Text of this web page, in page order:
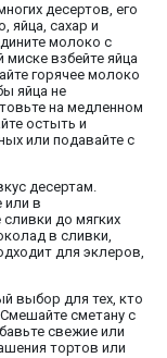
десертов, его
яйца, сахар и
молоко с
взбейте яйца
горячее молоко
яйца не
на медленном
остыть и
или подавайте с
десертам.
или в
до мягких
в сливки,
для эклеров,
выбор для тех, кто
сметану с
свежие или
тортов или